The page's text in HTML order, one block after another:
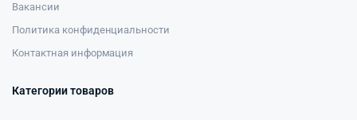
Вакансии
Политика конфиденциальности
Контактная информация
Категории товаров